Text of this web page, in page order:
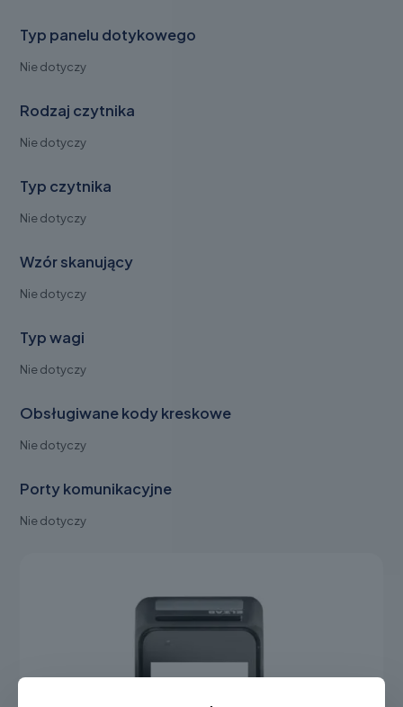
Typ panelu dotykowego
Nie dotyczy
Rodzaj czytnika
Nie dotyczy
Typ czytnika
Nie dotyczy
Wzór skanujący
Nie dotyczy
Typ wagi
Nie dotyczy
Obsługiwane kody kreskowe
Nie dotyczy
Porty komunikacyjne
Nie dotyczy